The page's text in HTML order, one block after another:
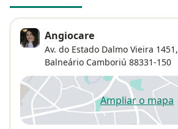
Angiocare
Av. do Estado Dalmo Vieira 1451,
Balneário Camboriú 88331-150
Ampliar o mapa
abre